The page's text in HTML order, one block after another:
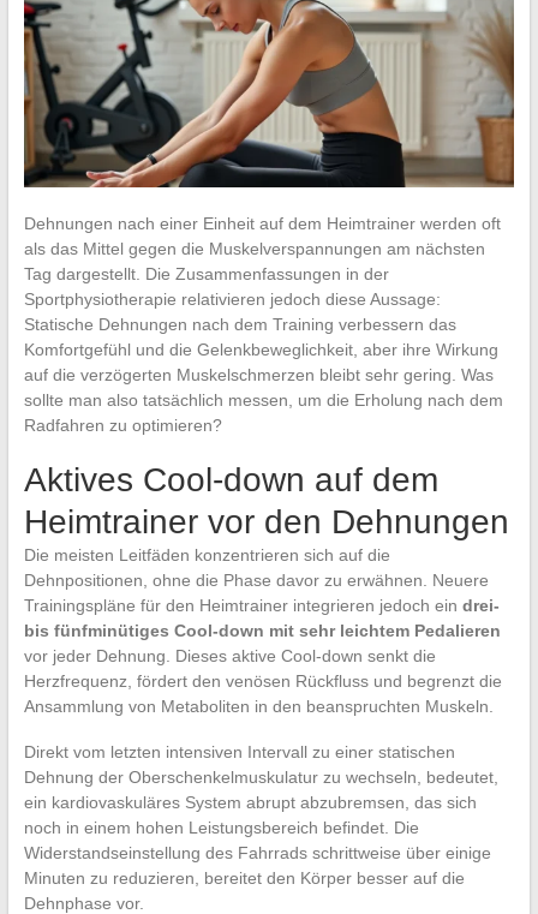
Dehnungen nach einer Einheit auf dem Heimtrainer werden oft
als das Mittel gegen die Muskelverspannungen am nächsten
Tag dargestellt. Die Zusammenfassungen in der
Sportphysiotherapie relativieren jedoch diese Aussage:
Statische Dehnungen nach dem Training verbessern das
Komfortgefühl und die Gelenkbeweglichkeit, aber ihre Wirkung
auf die verzögerten Muskelschmerzen bleibt sehr gering. Was
sollte man also tatsächlich messen, um die Erholung nach dem
Radfahren zu optimieren?
Aktives Cool-down auf dem
Heimtrainer vor den Dehnungen
Die meisten Leitfäden konzentrieren sich auf die
Dehnpositionen, ohne die Phase davor zu erwähnen. Neuere
Trainingspläne für den Heimtrainer integrieren jedoch ein drei-
bis fünfminütiges Cool-down mit sehr leichtem Pedalieren
vor jeder Dehnung. Dieses aktive Cool-down senkt die
Herzfrequenz, fördert den venösen Rückfluss und begrenzt die
Ansammlung von Metaboliten in den beanspruchten Muskeln.
Direkt vom letzten intensiven Intervall zu einer statischen
Dehnung der Oberschenkelmuskulatur zu wechseln, bedeutet,
ein kardiovaskuläres System abrupt abzubremsen, das sich
noch in einem hohen Leistungsbereich befindet. Die
Widerstandseinstellung des Fahrrads schrittweise über einige
Minuten zu reduzieren, bereitet den Körper besser auf die
Dehnphase vor.